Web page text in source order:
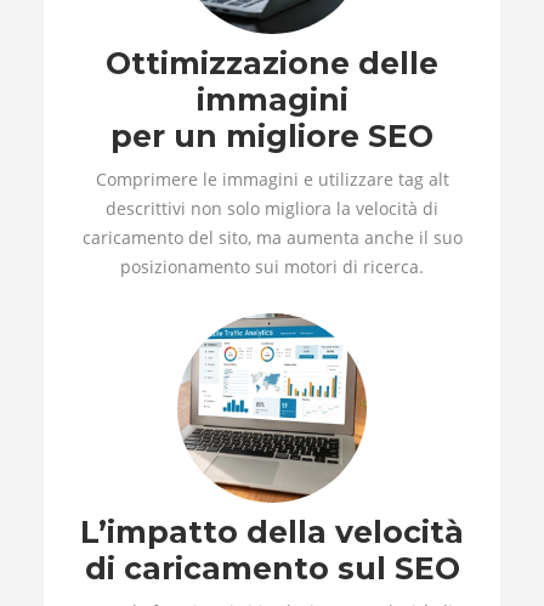
Ottimizzazione delle
immagini
per un migliore SEO
Comprimere le immagini e utilizzare tag alt
descrittivi non solo migliora la velocità di
caricamento del sito, ma aumenta anche il suo
posizionamento sui motori di ricerca.
L’impatto della velocità
di caricamento sul SEO